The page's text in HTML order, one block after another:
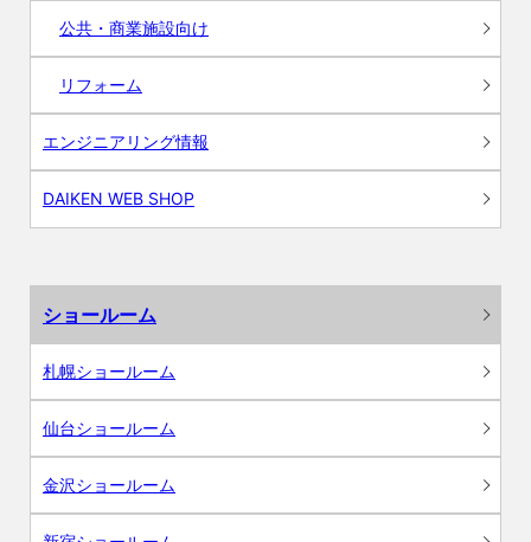
公共・商業施設向け
リフォーム
エンジニアリング情報
DAIKEN WEB SHOP
ショールーム
札幌ショールーム
仙台ショールーム
金沢ショールーム